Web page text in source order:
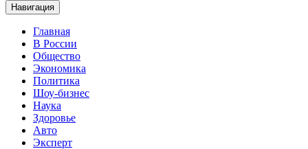
Навигация
Главная
В России
Общество
Экономика
Политика
Шоу-бизнес
Наука
Здоровье
Авто
Эксперт